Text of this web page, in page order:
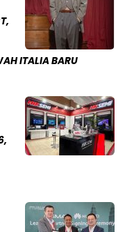
ITALIA BARU